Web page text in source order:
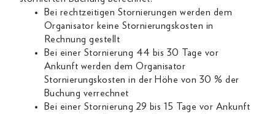
Bei rechtzeitigen Stornierungen werden dem
Organisator keine Stornierungskosten in
Rechnung gestellt
Bei einer Stornierung 44 bis 30 Tage vor
Ankunft werden dem Organisator
Stornierungskosten in der Höhe von 30 % der
Buchung verrechnet
Bei einer Stornierung 29 bis 15 Tage vor Ankunft